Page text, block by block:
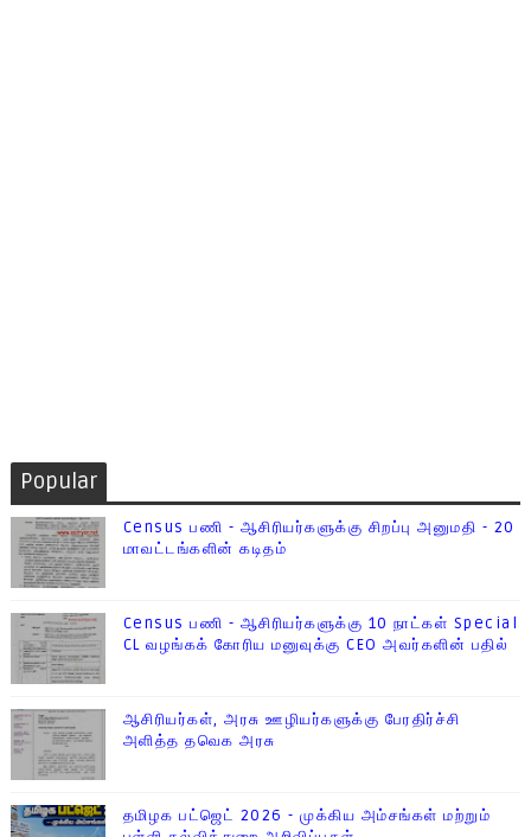
Popular
Census பணி - ஆசிரியர்களுக்கு சிறப்பு அனுமதி - 20
மாவட்டங்களின் கடிதம்
Census பணி - ஆசிரியர்களுக்கு 10 நாட்கள் Special
CL வழங்கக் கோரிய மனுவுக்கு CEO அவர்களின் பதில்
ஆசிரியர்கள், அரசு ஊழியர்களுக்கு பேரதிர்ச்சி
அளித்த தவெக அரசு
தமிழக பட்ஜெட் 2026 - முக்கிய அம்சங்கள் மற்றும்